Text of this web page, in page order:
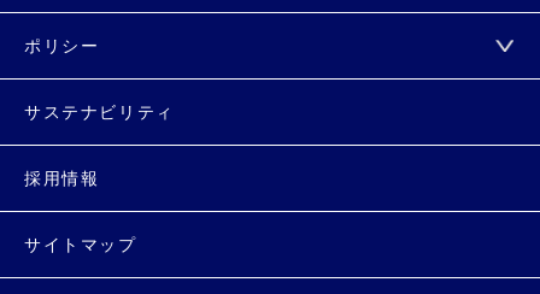
ポリシー
サステナビリティ
採用情報
サイトマップ